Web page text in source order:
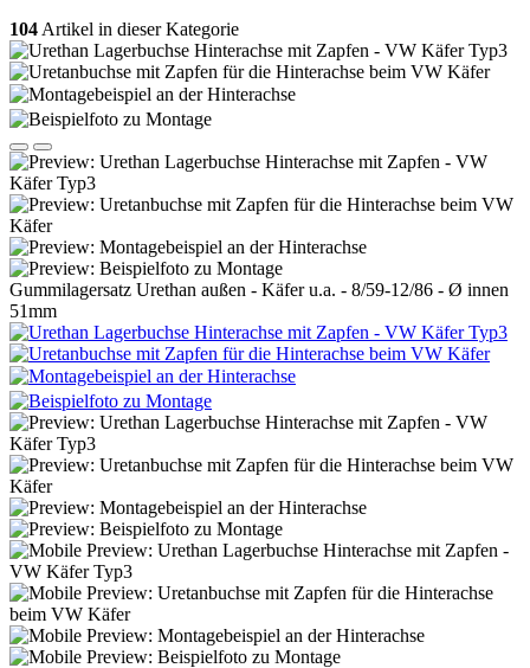
104 Artikel in dieser Kategorie
Gummilagersatz Urethan außen - Käfer u.a. - 8/59-12/86 - Ø innen
51mm